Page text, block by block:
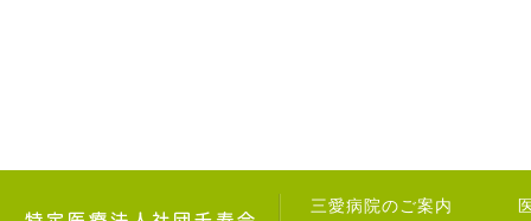
三愛病院のご案内